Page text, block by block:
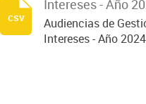
Intereses - Año
Audiencias de
Intereses - Año 2024
csv